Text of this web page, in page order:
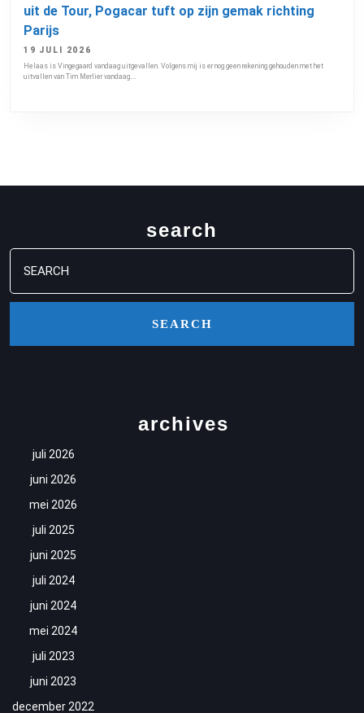
uit de Tour, Pogacar tuft op zijn gemak richting
Parijs
19 JULI 2026
Helaas is Vingegaard vandaag uitgevallen. Volgens mij is er nog geen rekening gehouden met het
uitvallen van Tim Merlier vandaag.…
search
Search
for:
archives
juli 2026
juni 2026
mei 2026
juli 2025
juni 2025
juli 2024
juni 2024
mei 2024
juli 2023
juni 2023
december 2022